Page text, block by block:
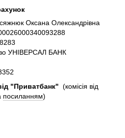
Оксана Олександрівна
УНІВЕРСАЛ БАНК
"Приватбанк" (комісія від
посиланням)